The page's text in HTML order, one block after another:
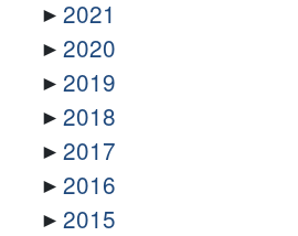
2021
2020
2019
2018
2017
2016
2015